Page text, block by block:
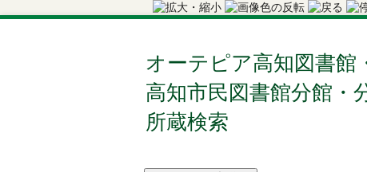
オーテピア高知図書館
高知市民図書館分館・
所蔵検索